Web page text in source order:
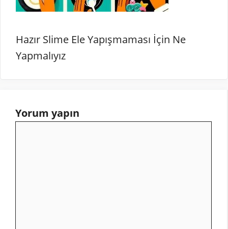
Hazır Slime Ele Yapışmaması İçin Ne
Yapmalıyız
Yorum yapın